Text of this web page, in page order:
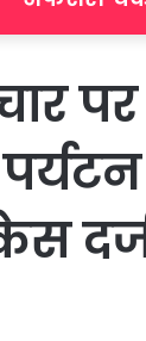
पर
दर्ज